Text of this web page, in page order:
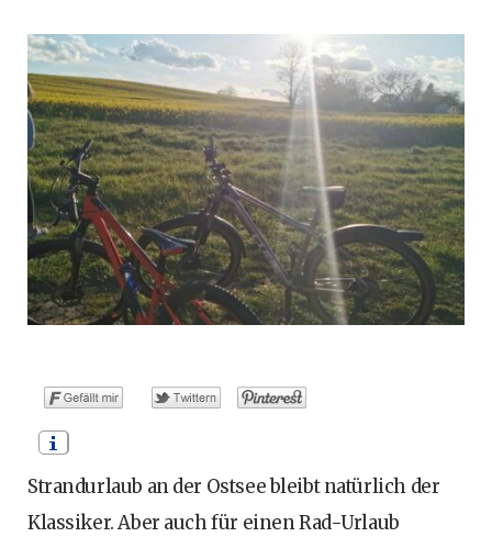
o
e
r
)
g
r
m
r
e
t
b
e
Strandurlaub an der Ostsee bleibt natürlich der
Klassiker. Aber auch für einen Rad-Urlaub